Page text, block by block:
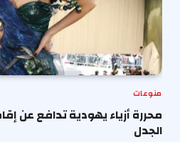
منوعات
محررة أزياء يهودية تدافع عن
الجدل